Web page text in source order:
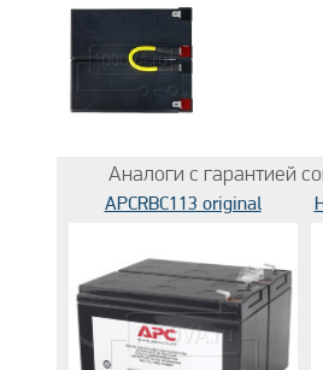
Аналоги с гарантией
APCRBC113 original